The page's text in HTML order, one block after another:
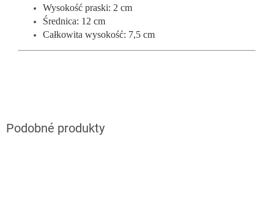
Wysokość praski: 2 cm
Średnica: 12 cm
Całkowita wysokość: 7,5 cm